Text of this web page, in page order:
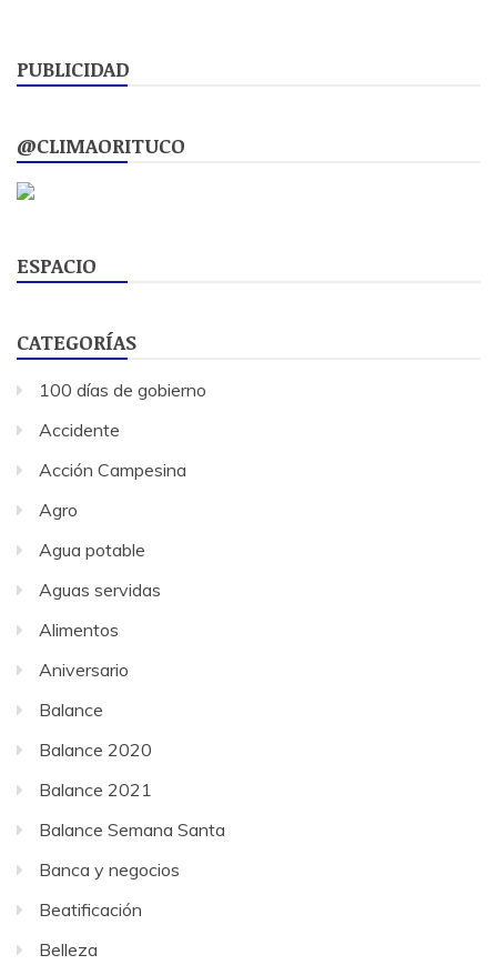
PUBLICIDAD
@CLIMAORITUCO
ESPACIO
CATEGORÍAS
100 días de gobierno
Accidente
Acción Campesina
Agro
Agua potable
Aguas servidas
Alimentos
Aniversario
Balance
Balance 2020
Balance 2021
Balance Semana Santa
Banca y negocios
Beatificación
Belleza